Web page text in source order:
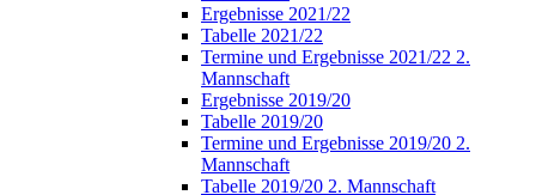
Ergebnisse 2021/22
Tabelle 2021/22
Termine und Ergebnisse 2021/22 2.
Mannschaft
Ergebnisse 2019/20
Tabelle 2019/20
Termine und Ergebnisse 2019/20 2.
Mannschaft
Tabelle 2019/20 2. Mannschaft